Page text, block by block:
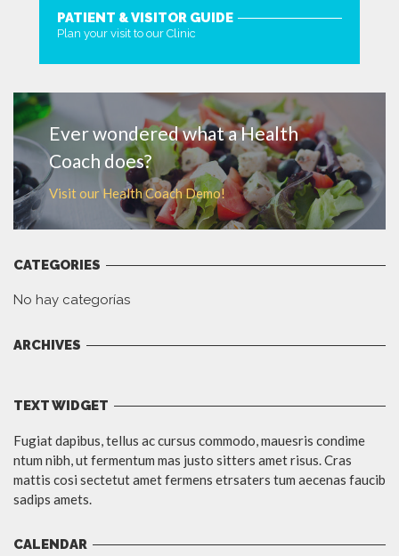
PATIENT & VISITOR GUIDE
Plan your visit to our Clinic
Ever wondered what a Health
Coach does?
Visit our Health Coach Demo!
CATEGORIES
No hay categorías
ARCHIVES
TEXT WIDGET
Fugiat dapibus, tellus ac cursus commodo, mauesris condime
ntum nibh, ut fermentum mas justo sitters amet risus. Cras
mattis cosi sectetut amet fermens etrsaters tum aecenas faucib
sadips amets.
CALENDAR